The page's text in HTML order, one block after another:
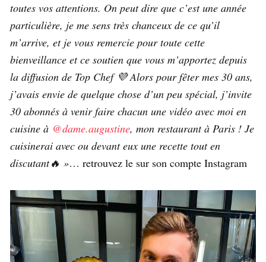
toutes vos attentions. On peut dire que c’est une année
particulière, je me sens très chanceux de ce qu’il
m’arrive, et je vous remercie pour toute cette
bienveillance et ce soutien que vous m’apportez depuis
la diffusion de Top Chef 💜 Alors pour fêter mes 30 ans,
j’avais envie de quelque chose d’un peu spécial, j’invite
30 abonnés à venir faire chacun une vidéo avec moi en
cuisine à @dame.augustine, mon restaurant à Paris ! Je
cuisinerai avec ou devant eux une recette tout en
discutant🔥 »… retrouvez le sur son compte Instagram